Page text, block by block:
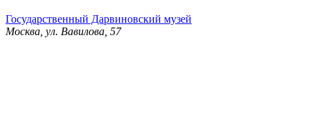
Государственный Дарвиновский музей
Москва, ул. Вавилова, 57